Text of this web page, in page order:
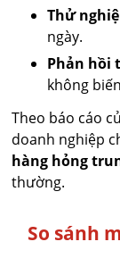
Thử
ngày.
Phản hồi
không
Theo báo cáo
doanh nghiệp
hàng hỏng
thường.
So sánh